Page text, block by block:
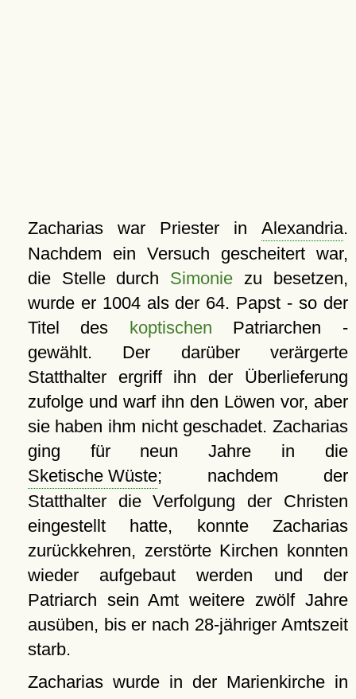
Zacharias war Priester in Alexandria.
Nachdem ein Versuch gescheitert war,
die Stelle durch Simonie zu besetzen,
wurde er 1004 als der 64. Papst - so der
Titel des koptischen Patriarchen -
gewählt. Der darüber verärgerte
Statthalter ergriff ihn der Überlieferung
zufolge und warf ihn den Löwen vor, aber
sie haben ihm nicht geschadet. Zacharias
ging für neun Jahre in die
Sketische Wüste; nachdem der
Statthalter die Verfolgung der Christen
eingestellt hatte, konnte Zacharias
zurückkehren, zerstörte Kirchen konnten
wieder aufgebaut werden und der
Patriarch sein Amt weitere zwölf Jahre
ausüben, bis er nach 28-jähriger Amtszeit
starb.
Zacharias wurde in der Marienkirche in